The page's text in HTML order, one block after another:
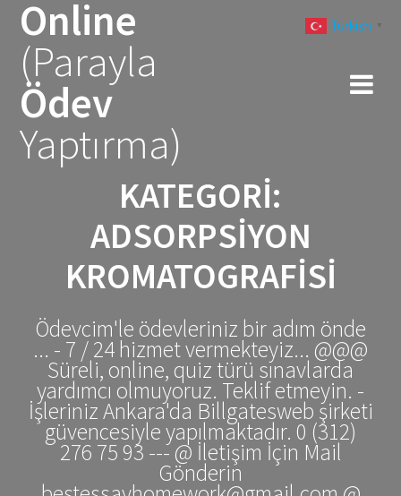
Online
(Parayla
Ödev
Yaptırma)
KATEGORI:
ADSORPSIYON
KROMATOGRAFISI
Ödevcim'le ödevleriniz bir adım önde
... - 7 / 24 hizmet vermekteyiz... @@@
Süreli, online, quiz türü sınavlarda
yardımcı olmuyoruz. Teklif etmeyin. -
İşleriniz Ankara'da Billgatesweb şirketi
güvencesiyle yapılmaktadır. 0 (312)
276 75 93 --- @ İletişim İçin Mail
Gönderin
Turkish ▼